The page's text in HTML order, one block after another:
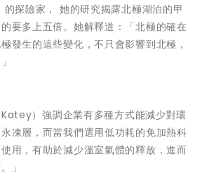
探險家， 她的研究揭露北極湖泊的甲
要多上五倍。她解釋道：「北極的確在
發生的這些變化，不只會影響到北極，
）強調企業有多種方式能減少對環
凍層，而當我們選用低功耗的免加熱科
用，有助於減少溫室氣體的釋放，進而
」